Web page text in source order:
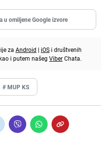
u omiljene Google izvore
za Android | iOS i društvenih
i putem našeg ViberChata.
# MUP KS